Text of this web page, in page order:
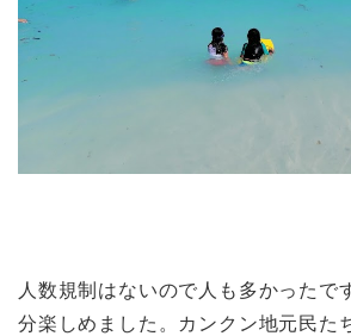
人数規制はないので人も多かったで
分楽しめました。カンクン地元民た